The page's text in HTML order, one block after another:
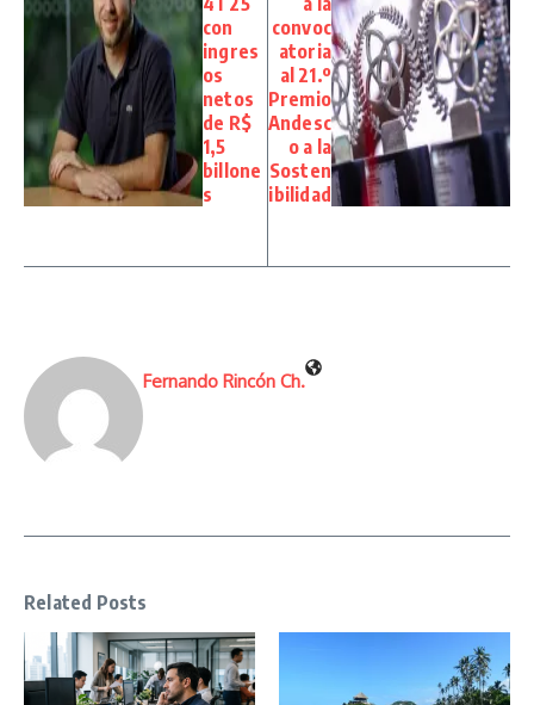
con
ingres
os
netos
de R$
1,5
billone
s
convoc
atoria
al 21.º
Premio
Andesc
o a la
Sosten
ibilidad
Fernando Rincón Ch.
Related Posts